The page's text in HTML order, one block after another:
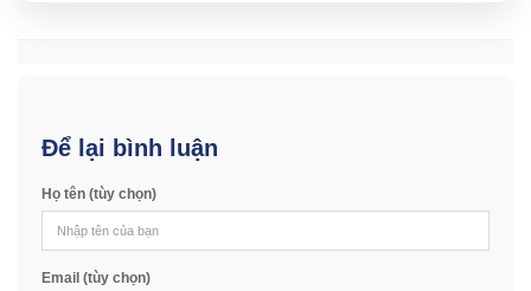
Để lại bình luận
Họ tên (tùy chọn)
Email (tùy chọn)